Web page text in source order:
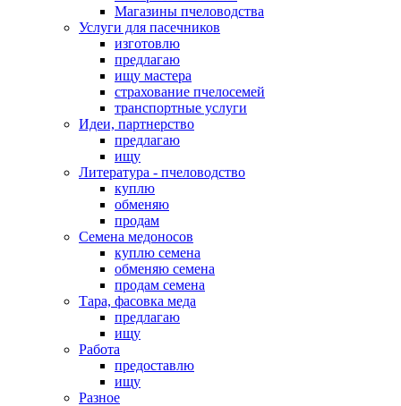
Магазины пчеловодства
Услуги для пасечников
изготовлю
предлагаю
ищу мастера
страхование пчелосемей
транспортные услуги
Идеи, партнерство
предлагаю
ищу
Литература - пчеловодство
куплю
обменяю
продам
Семена медоносов
куплю семена
обменяю семена
продам семена
Тара, фасовка меда
предлагаю
ищу
Работа
предоставлю
ищу
Разное